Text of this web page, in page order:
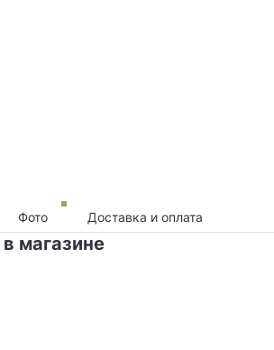
Фото Доставка и оплата
магазине